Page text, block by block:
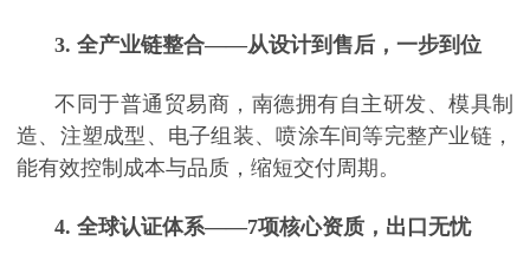
3. 全产业链整合——从设计到售后，一步到位
不同于普通贸易商，南德拥有自主研发、模具制
造、注塑成型、电子组装、喷涂车间等完整产业链，
能有效控制成本与品质，缩短交付周期。
4. 全球认证体系——7项核心资质，出口无忧